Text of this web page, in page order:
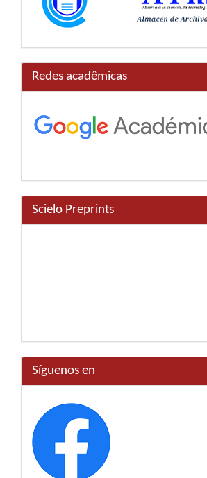
Redes acadêmicas
Scielo Preprints
Síguenos en